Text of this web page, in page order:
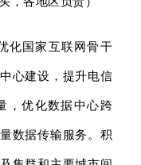
化国家互联网骨干
心建设，提升电信
，优化数据中心跨
数据传输服务。积